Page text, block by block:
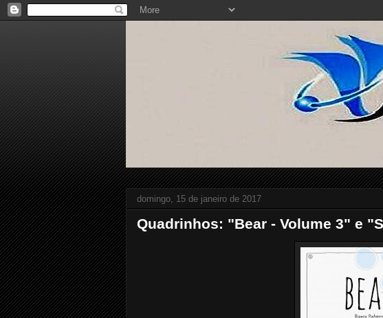
domingo, 15 de janeiro de 2017
Quadrinhos: "Bear - Volume 3" e